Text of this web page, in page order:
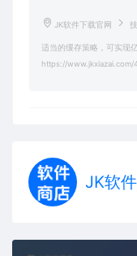
JK软件下载官网
适当的缓存策略，可实现
https://www.jkxiazai.com/
JK软